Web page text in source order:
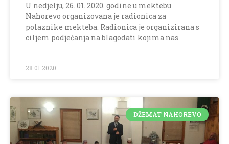
U nedjelju, 26. 01. 2020. godine u mektebu
Nahorevo organizovana je radionica za
polaznike mekteba. Radionica je organizirana s
ciljem podjećanja na blagodati kojima nas
28.01.2020
DŽEMAT NAHOREVO